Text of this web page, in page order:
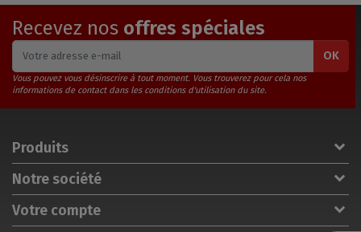
Recevez nos offres spéciales
OK
Vous pouvez vous désinscrire à tout moment. Vous trouverez pour cela nos
informations de contact dans les conditions d'utilisation du site.
Produits
Notre société
Votre compte